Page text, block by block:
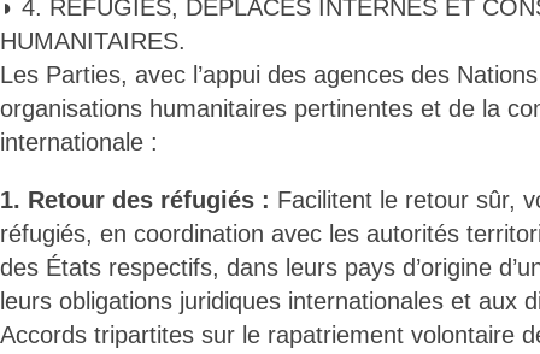
◗ 4. RÉFUGIÉS, DÉPLACÉS INTERNES ET
HUMANITAIRES.
Les Parties, avec l’appui des agences des
organisations humanitaires pertinentes et de la
internationale :
1. Retour des réfugiés : Facilitent le retour sûr,
réfugiés, en coordination avec les autorités
des États respectifs, dans leurs pays d’origine
leurs obligations juridiques internationales et aux
Accords tripartites sur le rapatriement volontaire